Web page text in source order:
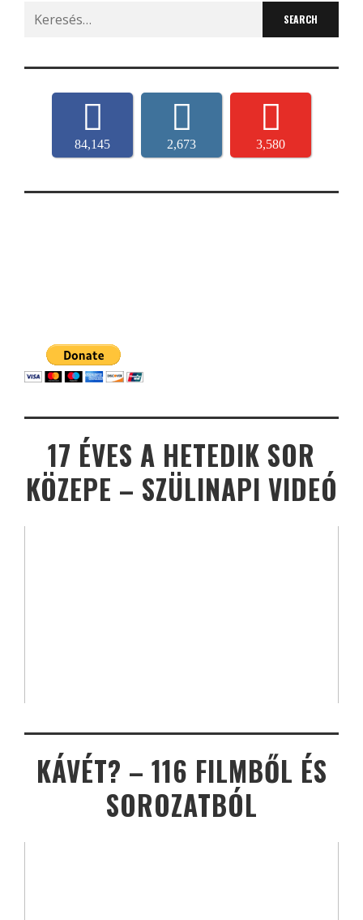
Search
for:
84,145 2,673 3,580
17 ÉVES A HETEDIK SOR
KÖZEPE – SZÜLINAPI VIDEÓ
KÁVÉT? – 116 FILMBŐL ÉS
SOROZATBÓL